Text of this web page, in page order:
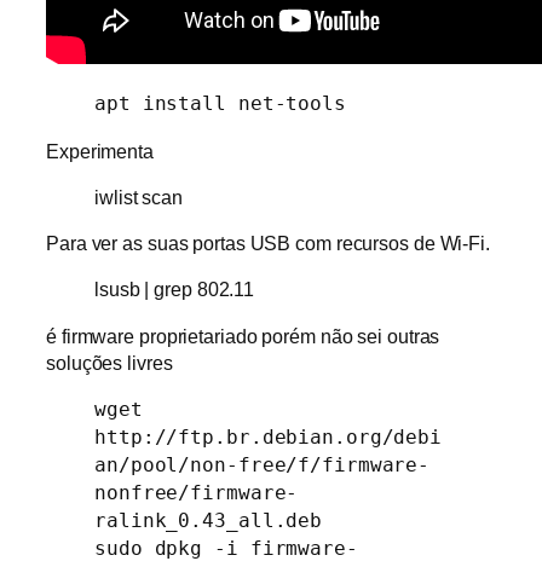
apt install net-tools
Experimenta
iwlist scan
Para ver as suas portas USB com recursos de Wi-Fi.
lsusb | grep 802.11
é firmware proprietariado porém não sei outras
soluções livres
wget
http://ftp.br.debian.org/debi
an/pool/non-free/f/firmware-
nonfree/firmware-
ralink_0.43_all.deb
sudo dpkg -i firmware-